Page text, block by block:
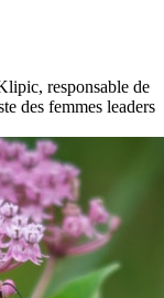
responsable de
des femmes leaders